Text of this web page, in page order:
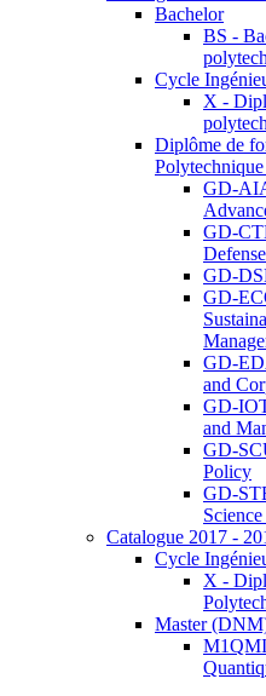
Bachelor
BS -
Cycle
X -
Diplôme de
GD-
GD-
GD-
GD-
GD-
and
GD-
and
GD-
Policy
GD-
Catalogue 2017 -
Cycle
X -
Master